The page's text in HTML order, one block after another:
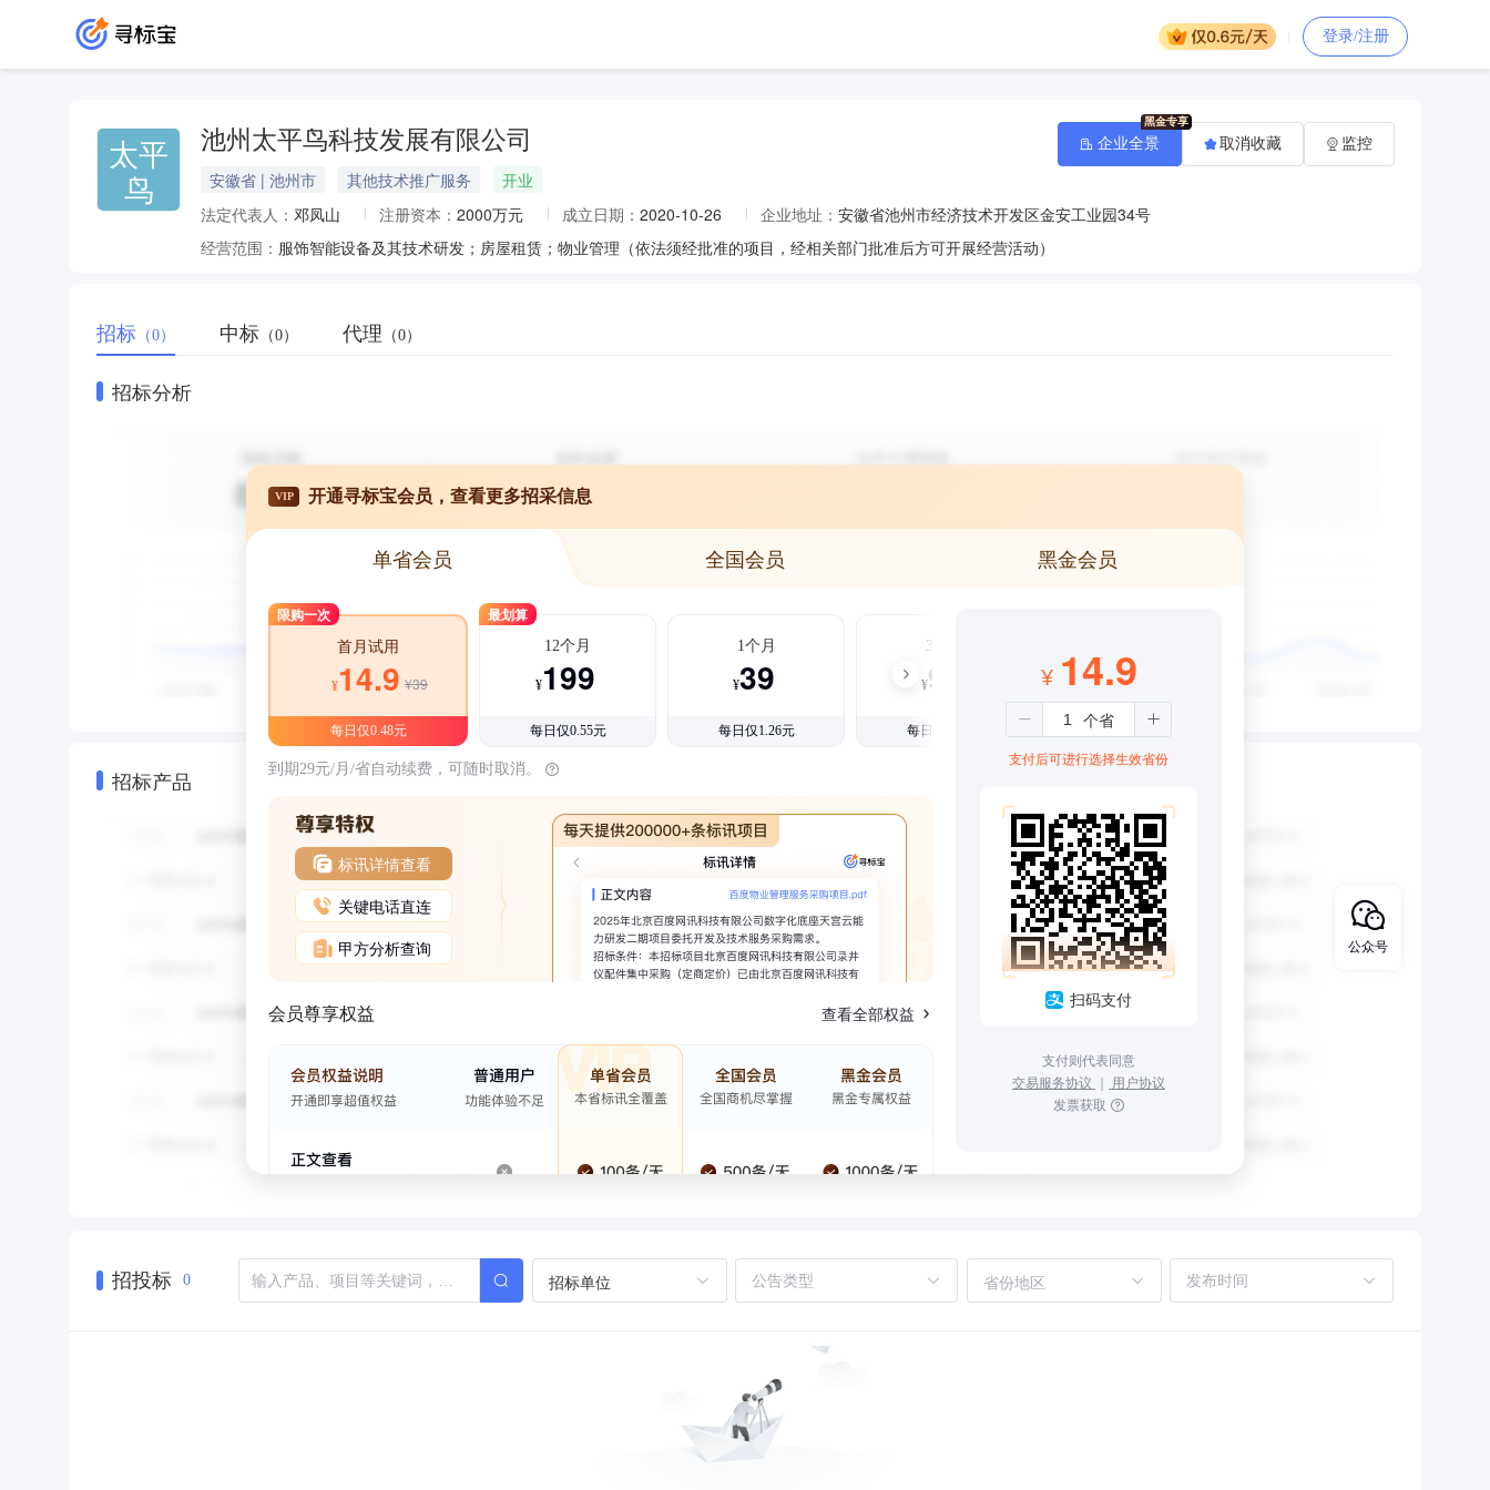
登录/注册
太平
鸟
池州太平鸟科技发展有限公司
安徽省 | 池州市 其他技术推广服务
开业
法定代表人： 邓凤山 注册资本： 2000万元 成立日期： 2020-10-26 企业地址： 安徽省池州市经济技术开发区金安工业园34号
经营范围： 服饰智能设备及其技术研发；房屋租赁；物业管理（依法须经批准的项目，经相关部门批准后方可开展经营活动）
企业全景 取消收藏 监控
招标 （0） 中标 （0） 代理 （0）
招标分析
招标产品
VIP 开通寻标宝会员，查看更多招采信息
单省会员 全国会员 黑金会员
限购一次
首月试用
¥14.9 ¥39
每日仅0.48元
最划算
12个月
¥199
每日仅0.55元
1个月
¥39
每日仅1.26元
3个月
¥99
每日仅1.08元
到期29元/月/省自动续费，可随时取消。
标讯详情查看
关键电话直连
甲方分析查询
会员尊享权益 查看全部权益
¥ 14.9
支付后可进行选择生效省份
扫码支付
支付则代表同意
交易服务协议 ｜ 用户协议
发票获取
招投标 0 招标单位 省份地区
公众号